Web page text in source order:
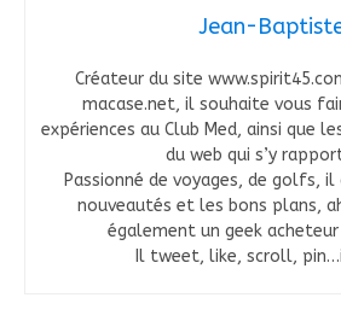
Jean-
Créateur du site
macase.net, il souhaite vous
expériences au Club Med, ainsi que
du web qui s’y
Passionné de voyages, de golfs, il
nouveautés et les bons plans,
également un geek
Il tweet, like, scroll,